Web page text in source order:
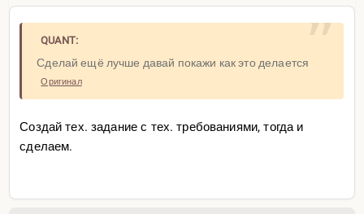
QUANT:
Сделай ещё лучше давай покажи как это делается
Оригинал
Создай тех. задание с тех. требованиями, тогда и
сделаем.